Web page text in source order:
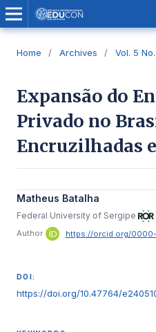
Home / Archives / Vol. 5
Expansão do
Privado no
Encruzilhadas
Matheus Batalha
Federal University of Sergipe
Author https://orcid.org/
DOI:
https://doi.org/10.47764/